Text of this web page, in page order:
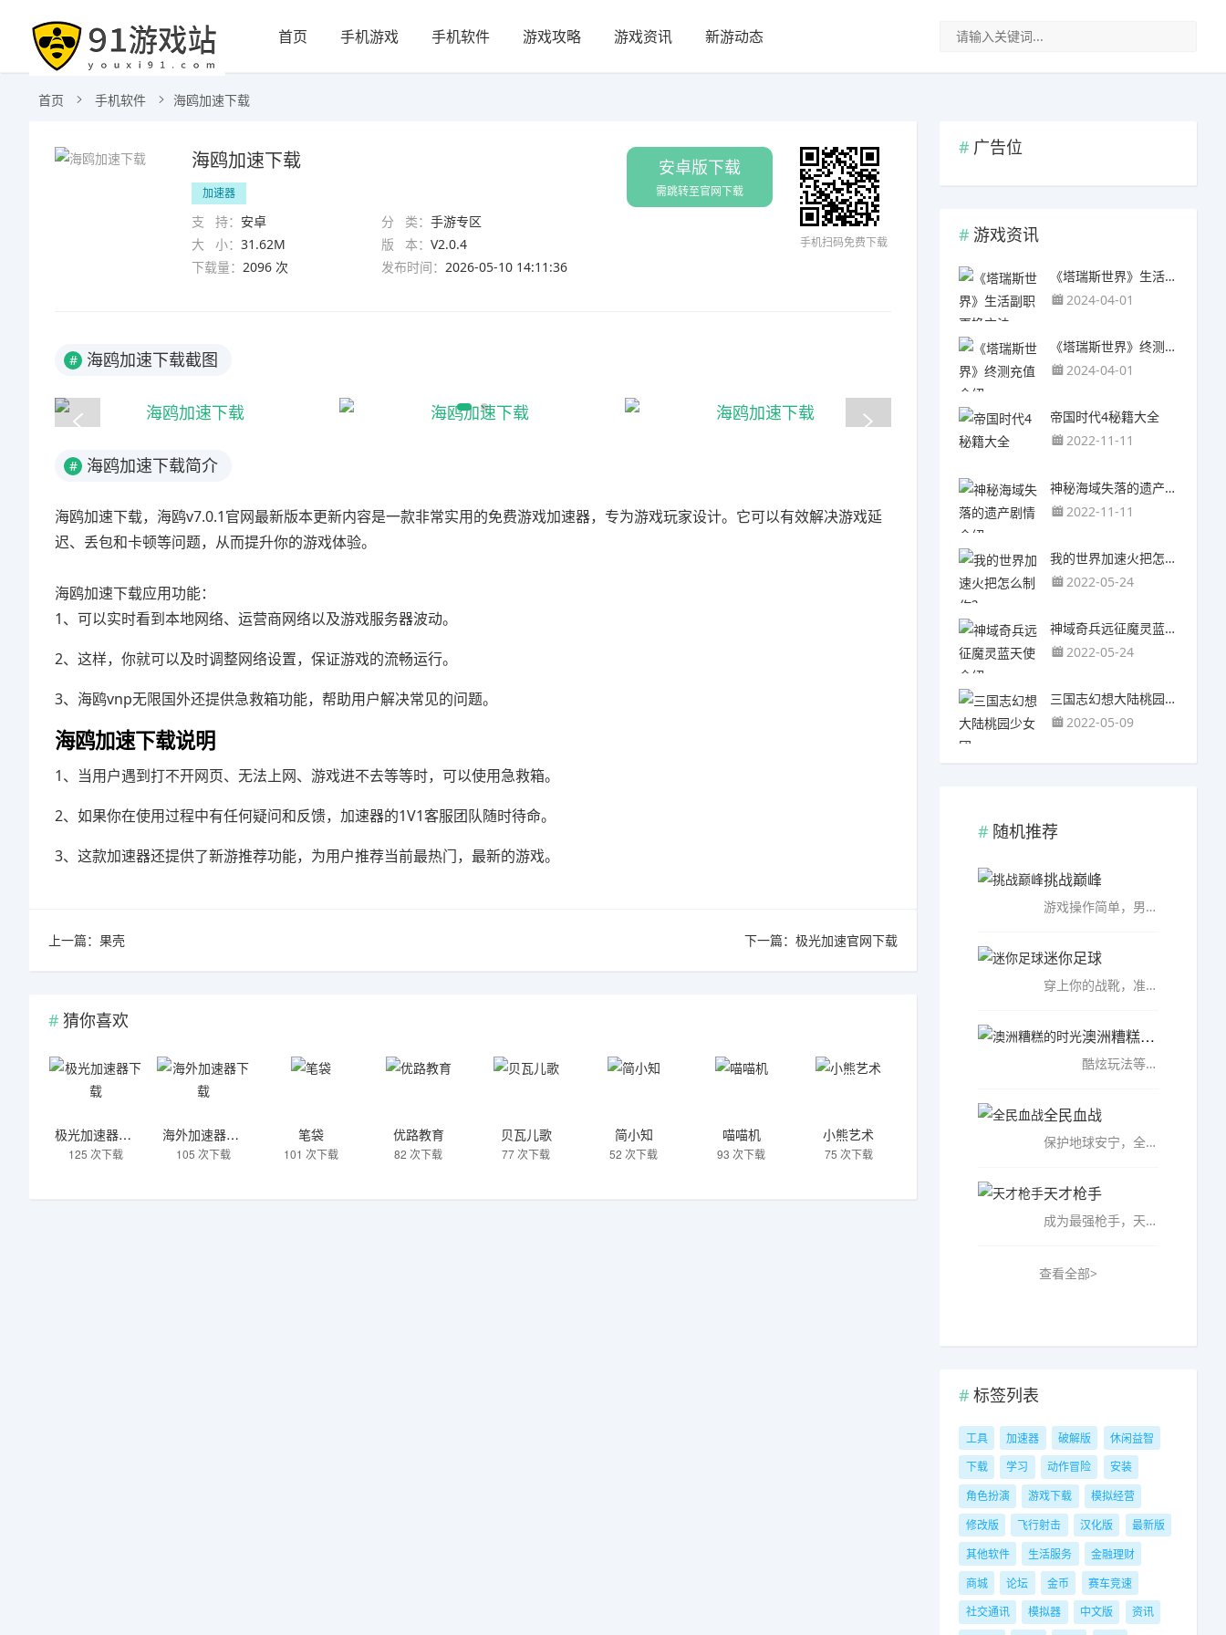
首页 手机游戏 手机软件 游戏攻略 游戏资讯 新游动态
首页 手机软件 海鸥加速下载
安卓版下载
需跳转至官网下载
海鸥加速下载
加速器
支 持： 安卓 分 类： 手游专区
大 小： 31.62M 版 本： V2.0.4
下载量： 2096 次 发布时间： 2026-05-10 14:11:36
手机扫码免费下载
# 海鸥加速下载截图
# 海鸥加速下载简介
海鸥加速下载，海鸥v7.0.1官网最新版本更新内容是一款非常实用的免费游戏加速器，专为游戏玩家设计。它可以有效解决游戏延
迟、丢包和卡顿等问题，从而提升你的游戏体验。
海鸥加速下载应用功能：
1、可以实时看到本地网络、运营商网络以及游戏服务器波动。
2、这样，你就可以及时调整网络设置，保证游戏的流畅运行。
3、海鸥vnp无限国外还提供急救箱功能，帮助用户解决常见的问题。
海鸥加速下载说明
1、当用户遇到打不开网页、无法上网、游戏进不去等等时，可以使用急救箱。
2、如果你在使用过程中有任何疑问和反馈，加速器的1V1客服团队随时待命。
3、这款加速器还提供了新游推荐功能，为用户推荐当前最热门，最新的游戏。
上一篇： 果壳 下一篇： 极光加速官网下载
猜你喜欢
极光加速器下载
125 次下载
海外加速器下载
105 次下载
笔袋
101 次下载
优路教育
82 次下载
贝瓦儿歌
77 次下载
简小知
52 次下载
喵喵机
93 次下载
小熊艺术
75 次下载
广告位
游戏资讯
《塔瑞斯世界》生活副职更换方法
2024-04-01
《塔瑞斯世界》终测充值介绍
2024-04-01
帝国时代4秘籍大全
2022-11-11
神秘海域失落的遗产剧情介绍
2022-11-11
我的世界加速火把怎么制作？
2022-05-24
神域奇兵远征魔灵蓝天使介绍
2022-05-24
三国志幻想大陆桃园少女团
2022-05-09
随机推荐
挑战巅峰
游戏操作简单，男女老少皆宜，挑战巅峰破解版是一款像素风格的爬楼冒险游戏，且容易上手的像素闯关游戏。该游戏已经破解，无限金币和无限钻石，在这里，你需要灵活的操控自己的人物角色转身，上台阶等，完成各种挑战...……
迷你足球
穿上你的战靴，准备好在这款全新的足球游戏中上场吧!，迷你足球无限金币版是一款十分优秀的体育竞技游戏。在这款新鲜而简单的足球游戏中，体验前所未有的足球。在《迷你足球》中，你将享受到休闲的游戏体验，同时仍然...……
澳洲糟糕的时光
酷炫玩法等你体验，澳洲糟糕的时光无限血量破解版是一款十分考验玩家操作的像素风类冒险闯关游戏，经过游戏制作者们的不断改良，sans的能力越来越强大，在这款游戏中有五个不同形态的sans等待玩家进行挑战。玩家在不...……
全民血战
保护地球安宁，全民血战内购破解版是一款非常好玩的角色扮演类射击枪战手游，3D引擎打造的极致逼真画面效果，游戏中玩家可以根据自己的喜好选择武器，每次开始新回合或复活时都可以通过更换背包来换取合适的整套装备...……
天才枪手
成为最强枪手，天才枪手破解版是一款非常好玩的冒险类射击闯关手游，天才枪手游戏玩法紧张，充满街机感，玩家在天才枪手游戏中可以尝试各种战斗打法，还能认识各种枪。游戏中玩家扮演天才枪手的角色，与邪恶的僵尸决...……
查看全部>
标签列表
工具 加速器 破解版
休闲益智
下载
学习 动作冒险
安装
角色扮演
游戏下载
模拟经营
修改版
飞行射击 汉化版
最新版
其他软件
生活服务
金融理财
商城
论坛 金币
赛车竞速
社交通讯
模拟器 中文版
资讯